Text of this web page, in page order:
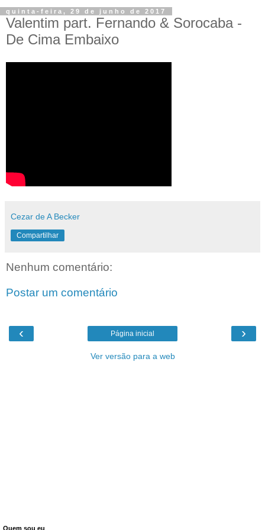
quinta-feira, 29 de junho de 2017
Valentim part. Fernando & Sorocaba -
De Cima Embaixo
Cezar de A Becker
Compartilhar
Nenhum comentário:
Postar um comentário
‹ ›
Página inicial
Ver versão para a web
Quem sou eu